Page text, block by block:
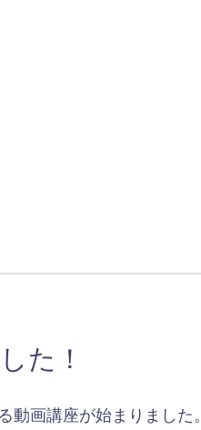
た！
動画講座が始まりました。